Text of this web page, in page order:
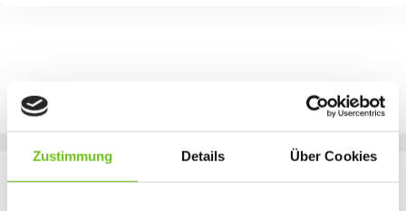
Zustimmung Details Über Cookies
Unsere Marken